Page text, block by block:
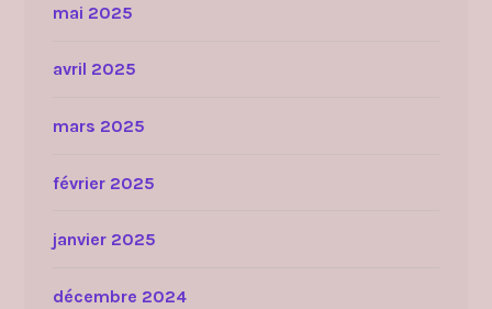
mai 2025
avril 2025
mars 2025
février 2025
janvier 2025
décembre 2024